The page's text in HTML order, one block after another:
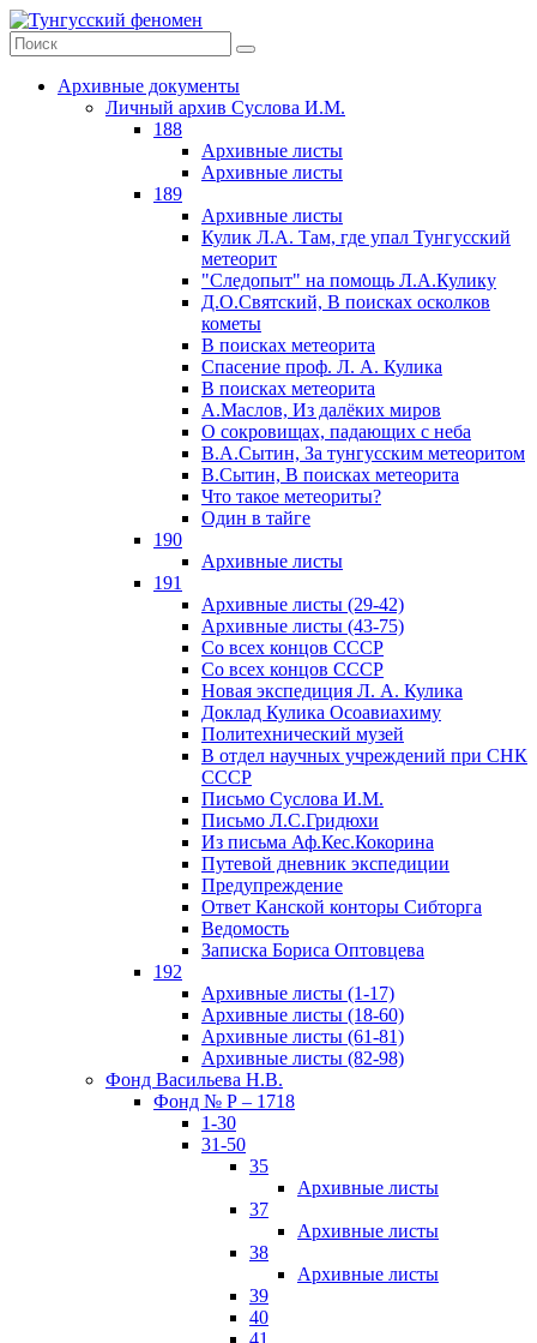
Архивные документы
Личный архив Суслова И.М.
188
Архивные листы
Архивные листы
189
Архивные листы
Кулик Л.А. Там, где упал Тунгусский
метеорит
"Следопыт" на помощь Л.А.Кулику
Д.О.Святский, В поисках осколков
кометы
В поисках метеорита
Спасение проф. Л. А. Кулика
В поисках метеорита
А.Маслов, Из далёких миров
О сокровищах, падающих с неба
В.А.Сытин, За тунгусским метеоритом
В.Сытин, В поисках метеорита
Что такое метеориты?
Один в тайге
190
Архивные листы
191
Архивные листы (29-42)
Архивные листы (43-75)
Со всех концов СССР
Со всех концов СССР
Новая экспедиция Л. А. Кулика
Доклад Кулика Осоавиахиму
Политехнический музей
В отдел научных учреждений при СНК
СССР
Письмо Суслова И.М.
Письмо Л.С.Гридюхи
Из письма Аф.Кес.Кокорина
Путевой дневник экспедиции
Предупреждение
Ответ Канской конторы Сибторга
Ведомость
Записка Бориса Оптовцева
192
Архивные листы (1-17)
Архивные листы (18-60)
Архивные листы (61-81)
Архивные листы (82-98)
Фонд Васильева Н.В.
Фонд № Р – 1718
1-30
31-50
35
Архивные листы
37
Архивные листы
38
Архивные листы
39
40
41